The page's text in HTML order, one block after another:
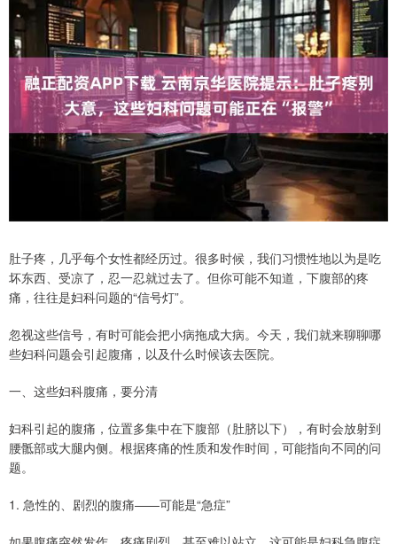
肚子疼，几乎每个女性都经历过。很多时候，我们习惯性地以为是吃
坏东西、受凉了，忍一忍就过去了。但你可能不知道，下腹部的疼
痛，往往是妇科问题的“信号灯”。
忽视这些信号，有时可能会把小病拖成大病。今天，我们就来聊聊哪
些妇科问题会引起腹痛，以及什么时候该去医院。
一、这些妇科腹痛，要分清
妇科引起的腹痛，位置多集中在下腹部（肚脐以下），有时会放射到
腰骶部或大腿内侧。根据疼痛的性质和发作时间，可能指向不同的问
题。
1. 急性的、剧烈的腹痛——可能是“急症”